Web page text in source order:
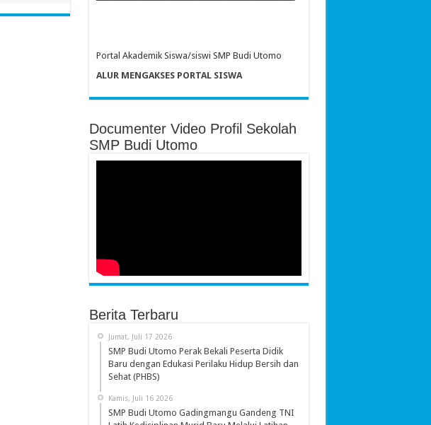
Portal Akademik Siswa/siswi SMP Budi Utomo
ALUR MENGAKSES PORTAL SISWA
Documenter Video Profil Sekolah
SMP Budi Utomo
Berita Terbaru
Jumat, Juli 17 2026
SMP Budi Utomo Perak Bekali Peserta Didik
Baru dengan Edukasi Perilaku Hidup Bersih dan
Sehat (PHBS)
Kamis, Juli 16 2026
SMP Budi Utomo Gadingmangu Gandeng TNI